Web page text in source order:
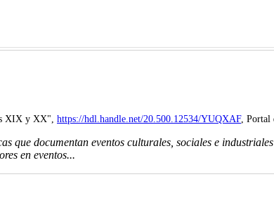
XIX y XX", https://hdl.handle.net/20.500.12534/YUQXAF, Portal
que documentan eventos culturales, sociales e
en eventos...